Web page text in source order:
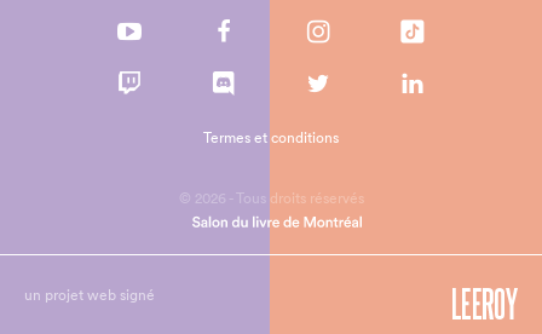
© 2026 - Tous droits réservés
Termes et conditions
un projet web signé